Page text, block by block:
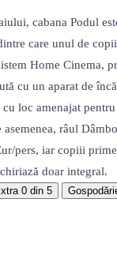
cabana Podul
care unul de
Home Cinema,
cu un aparat de
loc amenajat
râul
pers, iar copiii
doar integral.
0 din 5